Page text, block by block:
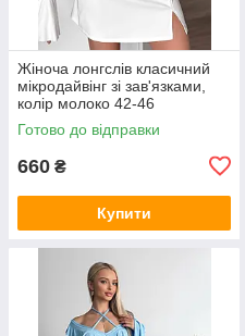
Жіноча лонгслів класичний
мікродайвінг зі зав'язками,
колір молоко 42-46
Готово до відправки
660 ₴
Купити